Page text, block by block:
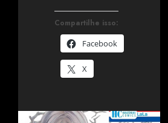
Compartilhe isso:
Facebook
X